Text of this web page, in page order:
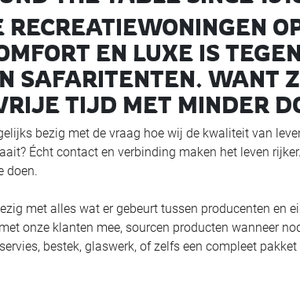
EN LUXE IS
SAFARITENTEN. WANT
TIJD MET MINDER
bezig met de vraag hoe wij de kwaliteit van
Écht contact en verbinding maken het leven
doen.
met alles wat er gebeurt tussen producenten en
onze klanten mee, sourcen producten wanneer
bestek, glaswerk, of zelfs een compleet